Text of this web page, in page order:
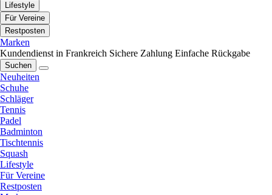
Lifestyle
Für Vereine
Restposten
Marken
Kundendienst in Frankreich Sichere Zahlung Einfache Rückgabe
Suchen
Neuheiten
Schuhe
Schläger
Tennis
Padel
Badminton
Tischtennis
Squash
Lifestyle
Für Vereine
Restposten